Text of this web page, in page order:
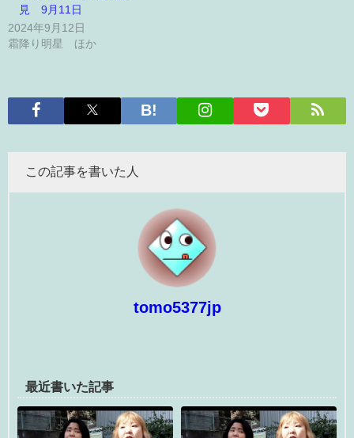
見 9月11日
2024年9月12日
霜降り明星 ほか
この記事を書いた人
tomo5377jp
最近書いた記事